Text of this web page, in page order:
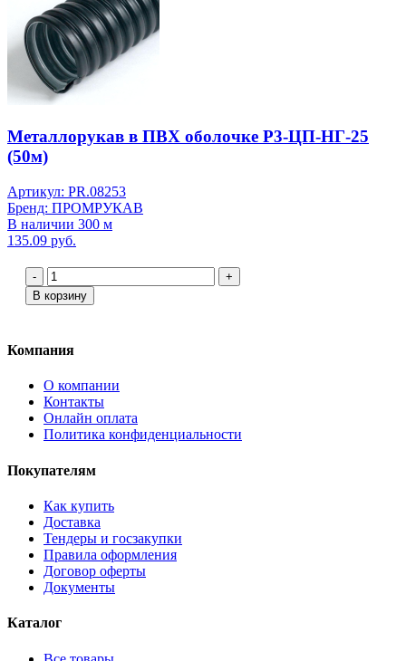
Металлорукав в ПВХ оболочке Р3-ЦП-НГ-25
(50м)
Артикул: PR.08253
Бренд: ПРОМРУКАВ
В наличии 300 м
135.09 руб.
-
+
В корзину
Компания
О компании
Контакты
Онлайн оплата
Политика конфиденциальности
Покупателям
Как купить
Доставка
Тендеры и госзакупки
Правила оформления
Договор оферты
Документы
Каталог